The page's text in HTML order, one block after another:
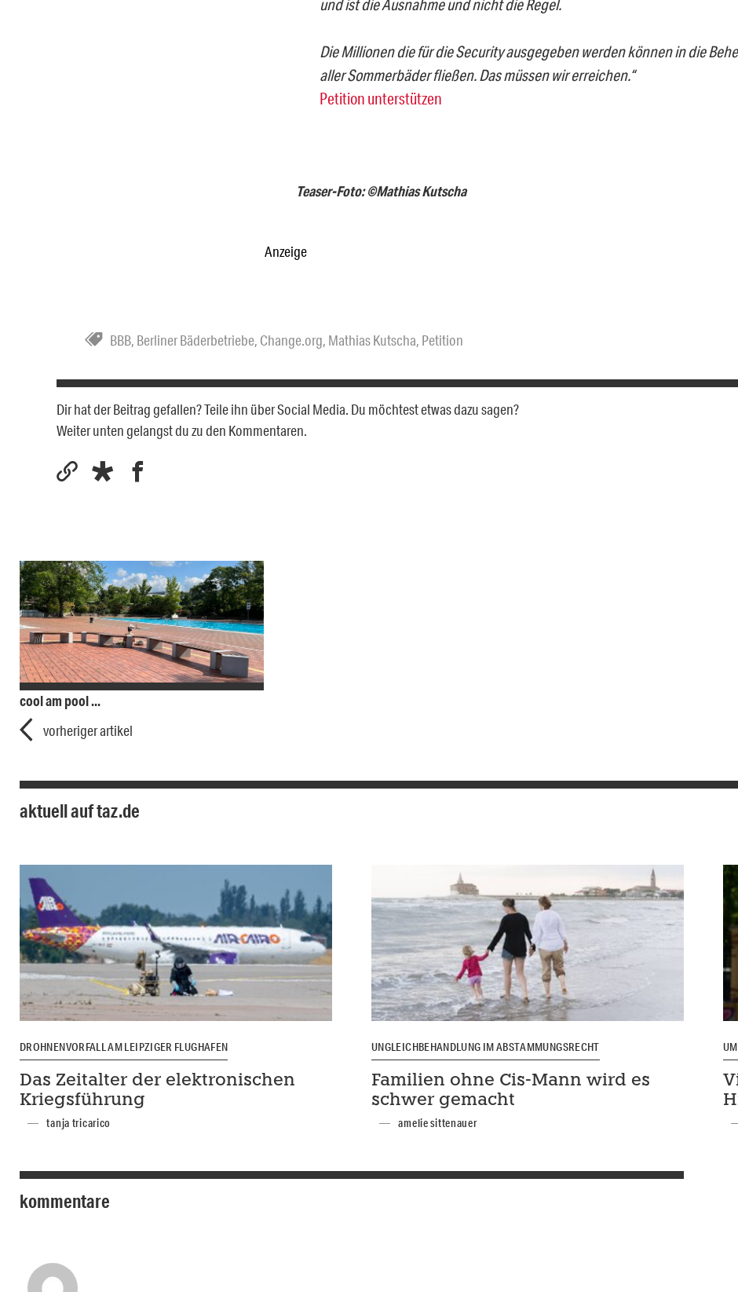
und ist die Ausnahme und nicht die Regel.
Die Millionen die für die Security ausgegeben werden können in die
aller Sommerbäder fließen. Das müssen wir erreichen.“
Petition unterstützen
Teaser-Foto: ©Mathias Kutscha
Anzeige
BBB, Berliner Bäderbetriebe, Change.org, Mathias Kutscha, Petition
Dir hat der Beitrag gefallen? Teile ihn über Social Media. Du möchtest etwas dazu sagen?
Weiter unten gelangst du zu den Kommentaren.
cool am pool ...
vorheriger artikel
aktuell auf taz.de
DROHNENVORFALL AM LEIPZIGER FLUGHAFEN
Das Zeitalter der elektronischen
Kriegsführung
tanja tricarico
UNGLEICHBEHANDLUNG IM ABSTAMMUNGSRECHT
Familien ohne Cis-Mann wird es
schwer gemacht
amelie sittenauer
kommentare